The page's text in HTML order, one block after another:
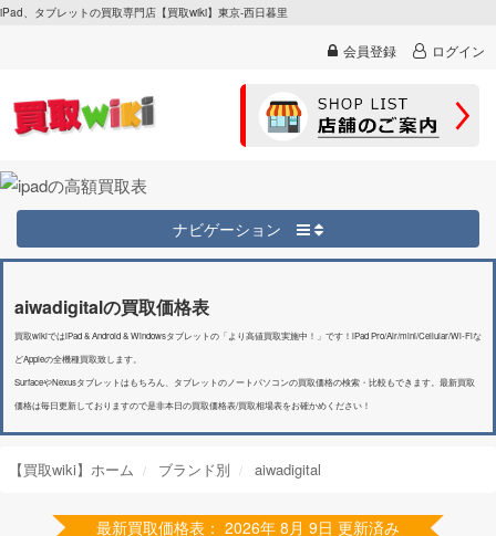
iPad、タブレットの買取専門店【買取wiki】東京-西日暮里
会員登録 ログイン
ナビゲーション
aiwadigitalの買取価格表
買取wikiではiPad & Android & Windowsタブレットの「より高値買取実施中！」です！iPad Pro/Air/mini/Cellular/Wi-Fiな
どAppleの全機種買取致します。
SurfaceやNexusタブレットはもちろん、タブレットのノートパソコンの買取価格の検索・比較もできます。最新買取
価格は毎日更新しておりますので是非本日の買取価格表/買取相場表をお確かめください！
【買取wiki】ホーム ブランド別 aiwadigital
最新買取価格表： 2026年 8月 9日 更新済み